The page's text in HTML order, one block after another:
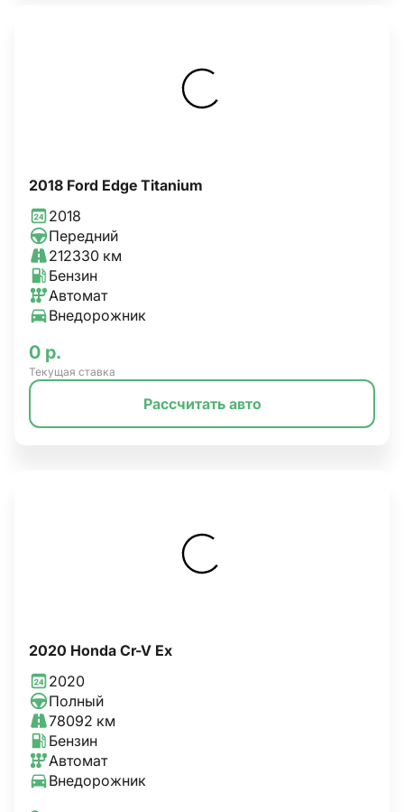
2018 Ford Edge Titanium
2018
Передний
212330 км
Бензин
Автомат
Внедорожник
0 р.
Текущая ставка
Рассчитать авто
2020 Honda Cr-V Ex
2020
Полный
78092 км
Бензин
Автомат
Внедорожник